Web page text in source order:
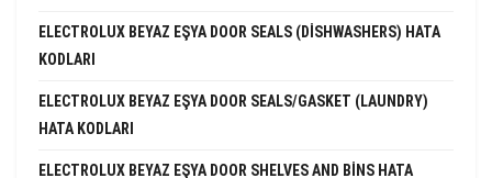
ELECTROLUX BEYAZ EŞYA DOOR SEALS (DISHWASHERS) HATA
KODLARI
ELECTROLUX BEYAZ EŞYA DOOR SEALS/GASKET (LAUNDRY)
HATA KODLARI
ELECTROLUX BEYAZ EŞYA DOOR SHELVES AND BINS HATA